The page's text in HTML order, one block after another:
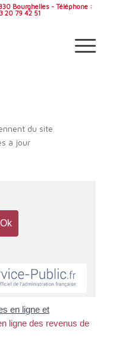
Bourghelles - Téléphone :
20 79 42 51
du site
à jour
en ligne et
ligne des revenus de